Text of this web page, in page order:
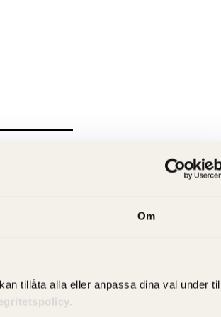
Om
tillåta alla eller anpassa dina val under